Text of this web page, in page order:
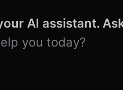
AI assistant.
you today?